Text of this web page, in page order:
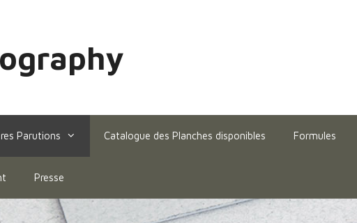
Parutions Catalogue des Planches disponibles Formules
Presse